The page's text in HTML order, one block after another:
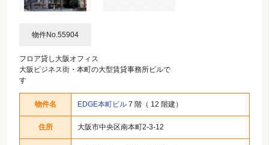
物件No.55904
フロア貸し大阪オフィス
大阪ビジネス街・本町の大型賃貸事務所ビルで
す
物件名 EDGE本町ビル 7 階（ 12 階建）
住所 大阪市中央区南本町2-3-12